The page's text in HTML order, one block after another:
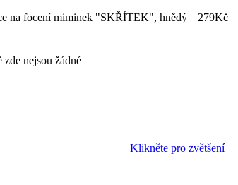
na focení miminek "SKŘÍTEK", hnědý
279Kč
zde nejsou žádné
Klikněte pro zvětšení